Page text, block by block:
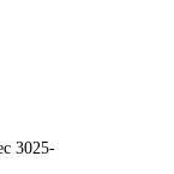
3025-